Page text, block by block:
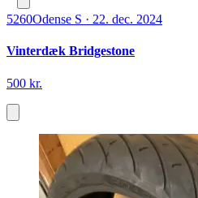
5260Odense S · 22. dec. 2024
Vinterdæk Bridgestone
500 kr.